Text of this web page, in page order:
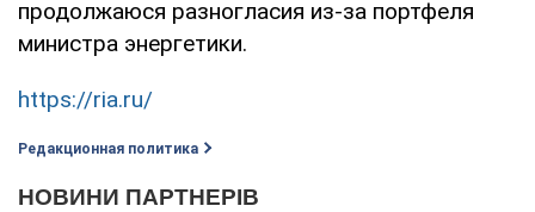
продолжаюся разногласия из-за портфеля
министра энергетики.
https://ria.ru/
Редакционная политика